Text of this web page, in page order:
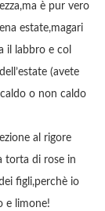
è pur vero
estate,magari
il labbro e col
(avete
o non caldo
al rigore
torta di rose in
figli,perchè io
e limone!